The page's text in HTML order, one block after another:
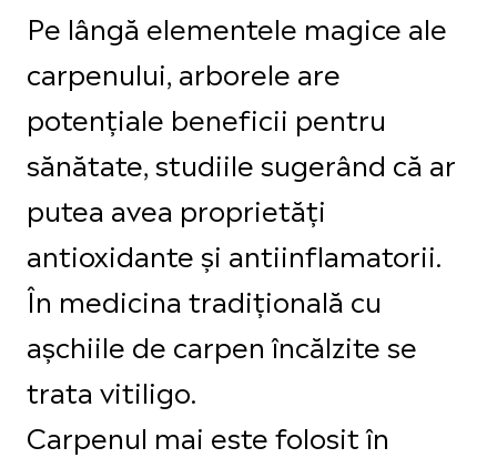
Pe lângă elementele magice ale
carpenului, arborele are
potențiale beneficii pentru
sănătate, studiile sugerând că ar
putea avea proprietăți
antioxidante și antiinflamatorii.
În medicina tradițională cu
așchiile de carpen încălzite se
trata vitiligo.
Carpenul mai este folosit în